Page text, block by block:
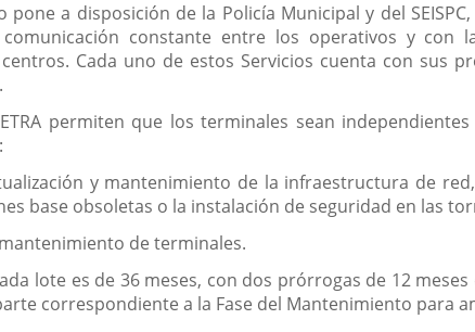
a disposición de la Policía Municipal y del
constante entre los operativos y con
Cada uno de estos Servicios cuenta con sus
permiten que los terminales sean
y mantenimiento de la infraestructura de
base obsoletas o la instalación de seguridad en las
mantenimiento de terminales.
lote es de 36 meses, con dos prórrogas de 12
correspondiente a la Fase del Mantenimiento para